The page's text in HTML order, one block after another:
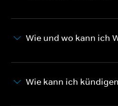
Wie und wo kann ich
Wie kann ich